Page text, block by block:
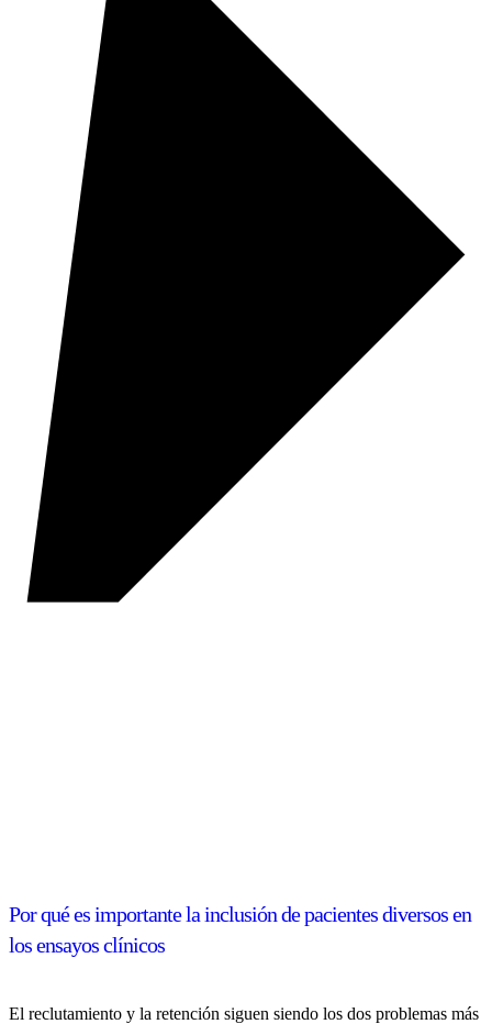
Por qué es importante la inclusión de pacientes diversos en
los ensayos clínicos
El reclutamiento y la retención siguen siendo los dos problemas más